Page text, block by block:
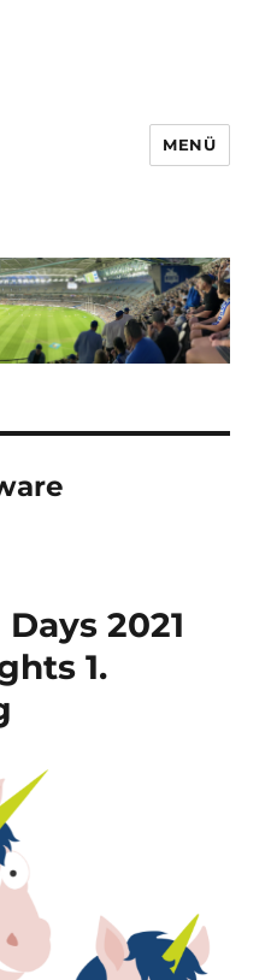
MENÜ
2021
1.